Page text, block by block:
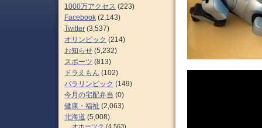
1000万アクセス (223)
Facebook (2,143)
Twitter (3,537)
オリンピック (214)
お知らせ (5,232)
スポーツ (813)
ドラえもん (102)
パラリンピック (149)
今月の宅配弁当 (0)
健康・福祉 (2,063)
北海道 (5,008)
オホーツク (4,563)